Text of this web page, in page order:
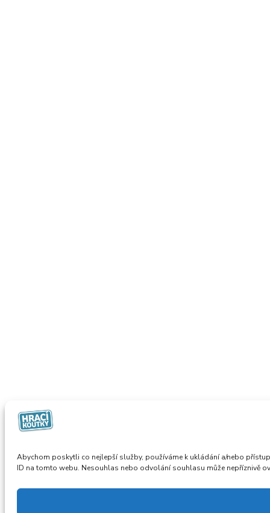
Abychom poskytli co nejlepší služby, používáme k ukládání a/nebo
ID na tomto webu. Nesouhlas nebo odvolání souhlasu může nepříznivě